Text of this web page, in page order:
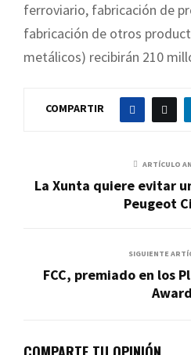
ferroviario, fabricación de
fabricación de otros
metálicos) recibirán 210
COMPARTIR
ARTÍCULO
La Xunta quiere evitar
Peugeot
SIGUIENTE
FCC, premiado en los